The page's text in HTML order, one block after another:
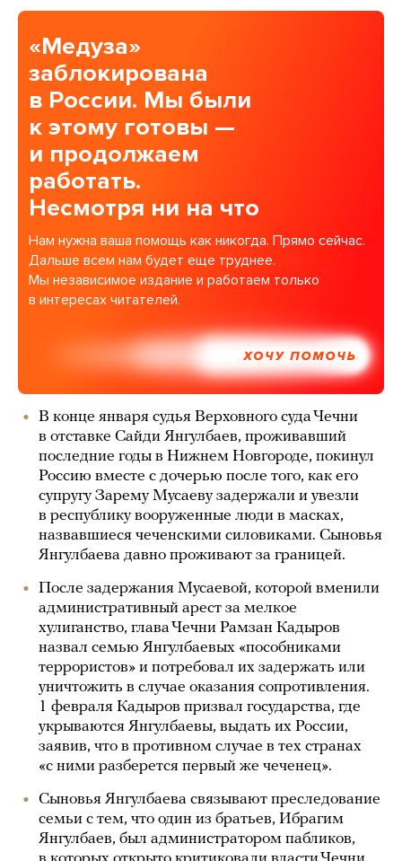
«Медуза»
заблокирована
в России. Мы были
к этому готовы —
и продолжаем
работать.
Несмотря ни на что
Нам нужна ваша помощь как никогда. Прямо сейчас.
Дальше всем нам будет еще труднее.
Мы независимое издание и работаем только
в интересах читателей.
ХОЧУ ПОМОЧЬ
В конце января судья Верховного суда Чечни
в отставке Сайди Янгулбаев, проживавший
последние годы в Нижнем Новгороде, покинул
Россию вместе с дочерью после того, как его
супругу Зарему Мусаеву задержали и увезли
в республику вооруженные люди в масках,
назвавшиеся чеченскими силовиками. Сыновья
Янгулбаева давно проживают за границей.
После задержания Мусаевой, которой вменили
административный арест за мелкое
хулиганство, глава Чечни Рамзан Кадыров
назвал семью Янгулбаевых «пособниками
террористов» и потребовал их задержать или
уничтожить в случае оказания сопротивления.
1 февраля Кадыров призвал государства, где
укрываются Янгулбаевы, выдать их России,
заявив, что в противном случае в тех странах
«с ними разберется первый же чеченец».
Сыновья Янгулбаева связывают преследование
семьи с тем, что один из братьев, Ибрагим
Янгулбаев, был администратором пабликов,